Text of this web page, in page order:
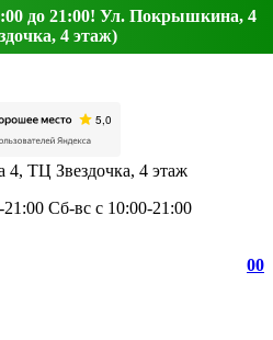
до 21:00! Ул. Покрышкина, 4
4 этаж)
ТЦ Звездочка, 4 этаж
Сб-вс с 10:00-21:00
00